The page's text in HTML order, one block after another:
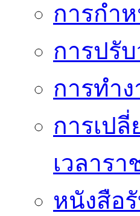
การกำ
การปรั
การทำ
การเป
เวลาร
หนังสือ